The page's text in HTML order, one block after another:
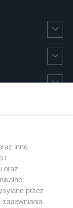
inne
i
oraz
przez